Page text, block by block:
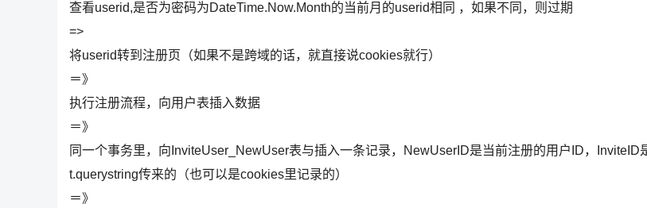
查看userid,是否为密码为DateTime.Now.Month的当前月的userid相同 ，如果不同，则过期
=>
将userid转到注册页（如果不是跨域的话，就直接说cookies就行）
＝》
执行注册流程，向用户表插入数据
＝》
同一个事务里，向InviteUser_NewUser表与插入一条记录，NewUserID是当前注册的用户ID，InviteID
t.querystring传来的（也可以是cookies里记录的）
＝》